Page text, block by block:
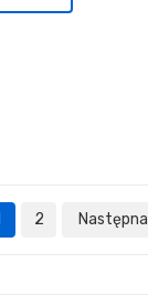
2 Następna